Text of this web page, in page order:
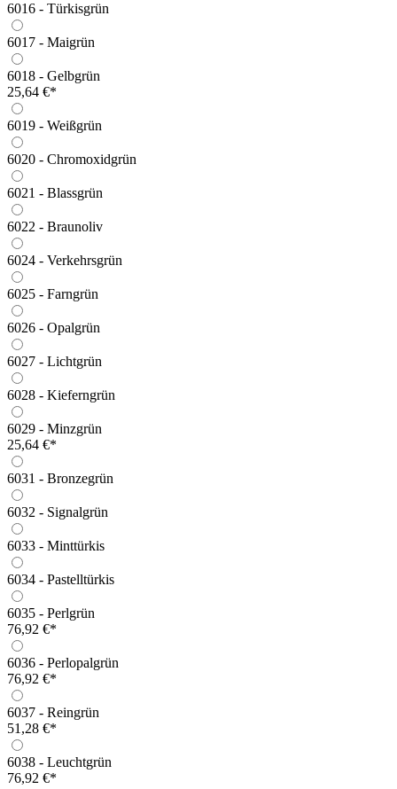
6016 - Türkisgrün
6017 - Maigrün
6018 - Gelbgrün
25,64 €*
6019 - Weißgrün
6020 - Chromoxidgrün
6021 - Blassgrün
6022 - Braunoliv
6024 - Verkehrsgrün
6025 - Farngrün
6026 - Opalgrün
6027 - Lichtgrün
6028 - Kieferngrün
6029 - Minzgrün
25,64 €*
6031 - Bronzegrün
6032 - Signalgrün
6033 - Minttürkis
6034 - Pastelltürkis
6035 - Perlgrün
76,92 €*
6036 - Perlopalgrün
76,92 €*
6037 - Reingrün
51,28 €*
6038 - Leuchtgrün
76,92 €*